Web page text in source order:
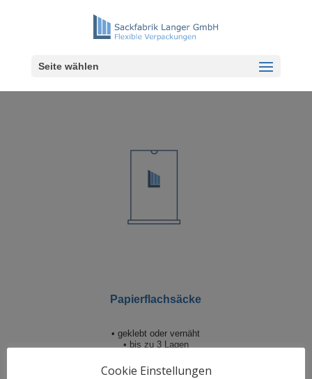
Seite wählen
Papierflachsäcke
• geklebt oder vernäht
• bis zu 3 Lagen
• Papierflachsäcke mit PE-Beschichtung
Cookie Einstellungen